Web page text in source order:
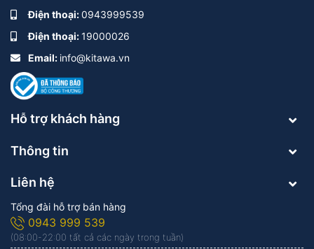
Điện thoại:0943999539
Điện thoại:19000026
Email: info@kitawa.vn
Hỗ trợ khách hàng
Thông tin
Liên hệ
Tổng đài hỗ trợ bán hàng
0943 999 539
(08:00-22:00 tất cả các ngày trong tuần)